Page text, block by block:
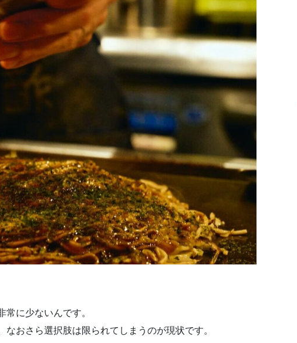
に少ないんです。
おさら選択肢は限られてしまうのが現状です。